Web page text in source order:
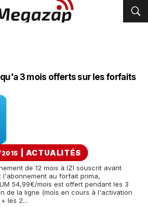
3 mois offerts sur les forfaits
ACTUALITÉS
de 12 mois à IZI souscrit avant
l'abonnement au forfait prima,
54,99€/mois est offert pendant les 3
de la ligne (mois en cours à l'activation
les 2...